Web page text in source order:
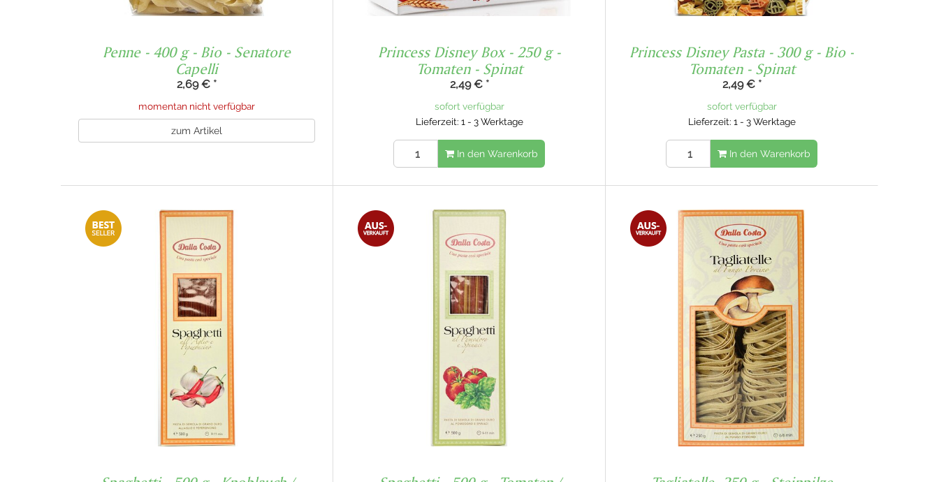
Penne - 400 g - Bio - Senatore
Capelli
2,69 € *
momentan nicht verfügbar
zum Artikel
Princess Disney Box - 250 g -
Tomaten - Spinat
2,49 € *
sofort verfügbar
Lieferzeit: 1 - 3 Werktage
In den Warenkorb
Princess Disney Pasta - 300 g - Bio -
Tomaten - Spinat
2,49 € *
sofort verfügbar
Lieferzeit: 1 - 3 Werktage
In den Warenkorb